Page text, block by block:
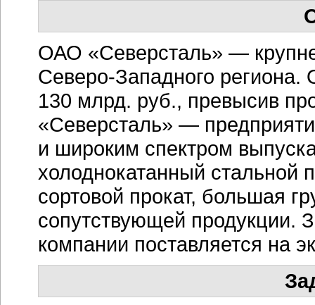
ОАО «Северсталь» —
Северо-Западного региона.
130 млрд. руб., превысив
«Северсталь» —
и широким спектром
холоднокатанный стальной
сортовой прокат, большая
сопутствующей продукции.
компании поставляется на